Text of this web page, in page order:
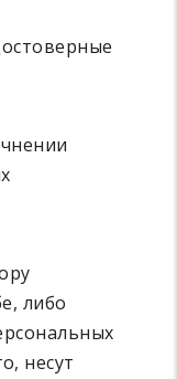
либо
несут